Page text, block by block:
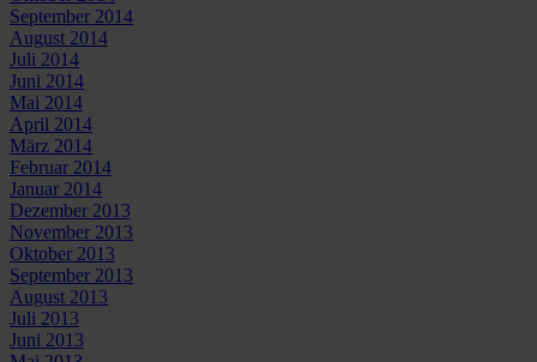
September 2014
August 2014
Juli 2014
Juni 2014
Mai 2014
April 2014
März 2014
Februar 2014
Januar 2014
Dezember 2013
November 2013
Oktober 2013
September 2013
August 2013
Juli 2013
Juni 2013